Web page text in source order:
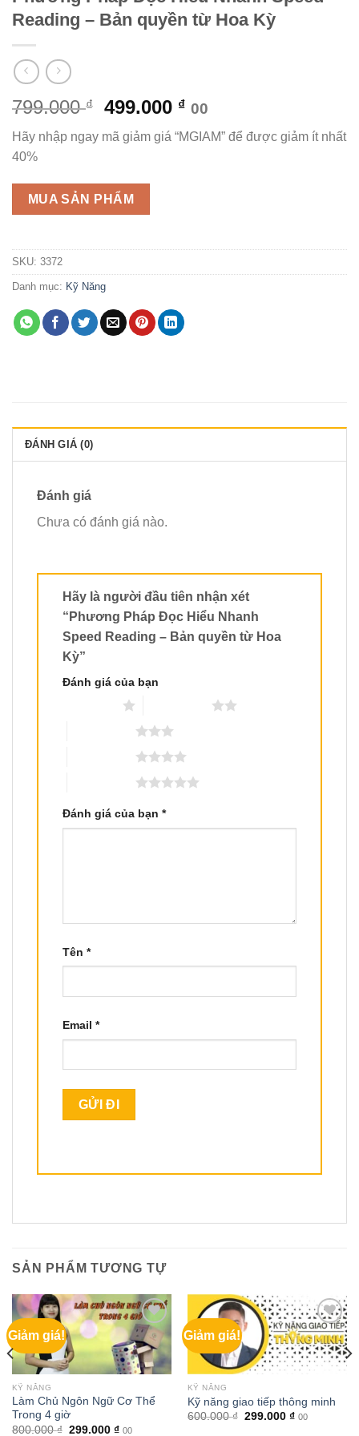
Reading – Bản quyền từ Hoa Kỳ
799.000₫
Giá
gốc
là:
499.000 ₫Giá
tại
00
Hãy nhập ngay mã giảm giá “MGIAM” để được giảm ít nhất
40%
MUA SẢN PHẨM
SKU: 3372
Danh mục: Kỹ Năng
ĐÁNH GIÁ (0)
Đánh giá
Chưa có đánh giá nào.
Hãy là người đầu tiên nhận xét
“Phương Pháp Đọc Hiểu Nhanh
Speed Reading – Bản quyền từ Hoa
Kỳ”
Đánh giá của bạn
Đánh giá của bạn *
Tên *
Email *
SẢN PHẨM TƯƠNG TỰ
Giảm giá!
KỸ NĂNG
Làm Chủ Ngôn Ngữ Cơ Thể
Trong 4 giờ
800.000₫ Giá
299.000 ₫Giá
00
Giảm giá!
KỸ NĂNG
Kỹ năng giao tiếp thông minh
600.000₫ Giá
299.000 ₫Giá
00